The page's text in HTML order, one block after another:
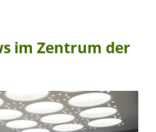
im Zentrum der